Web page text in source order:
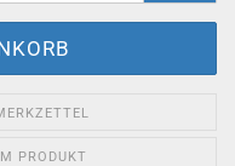
PRODUKT